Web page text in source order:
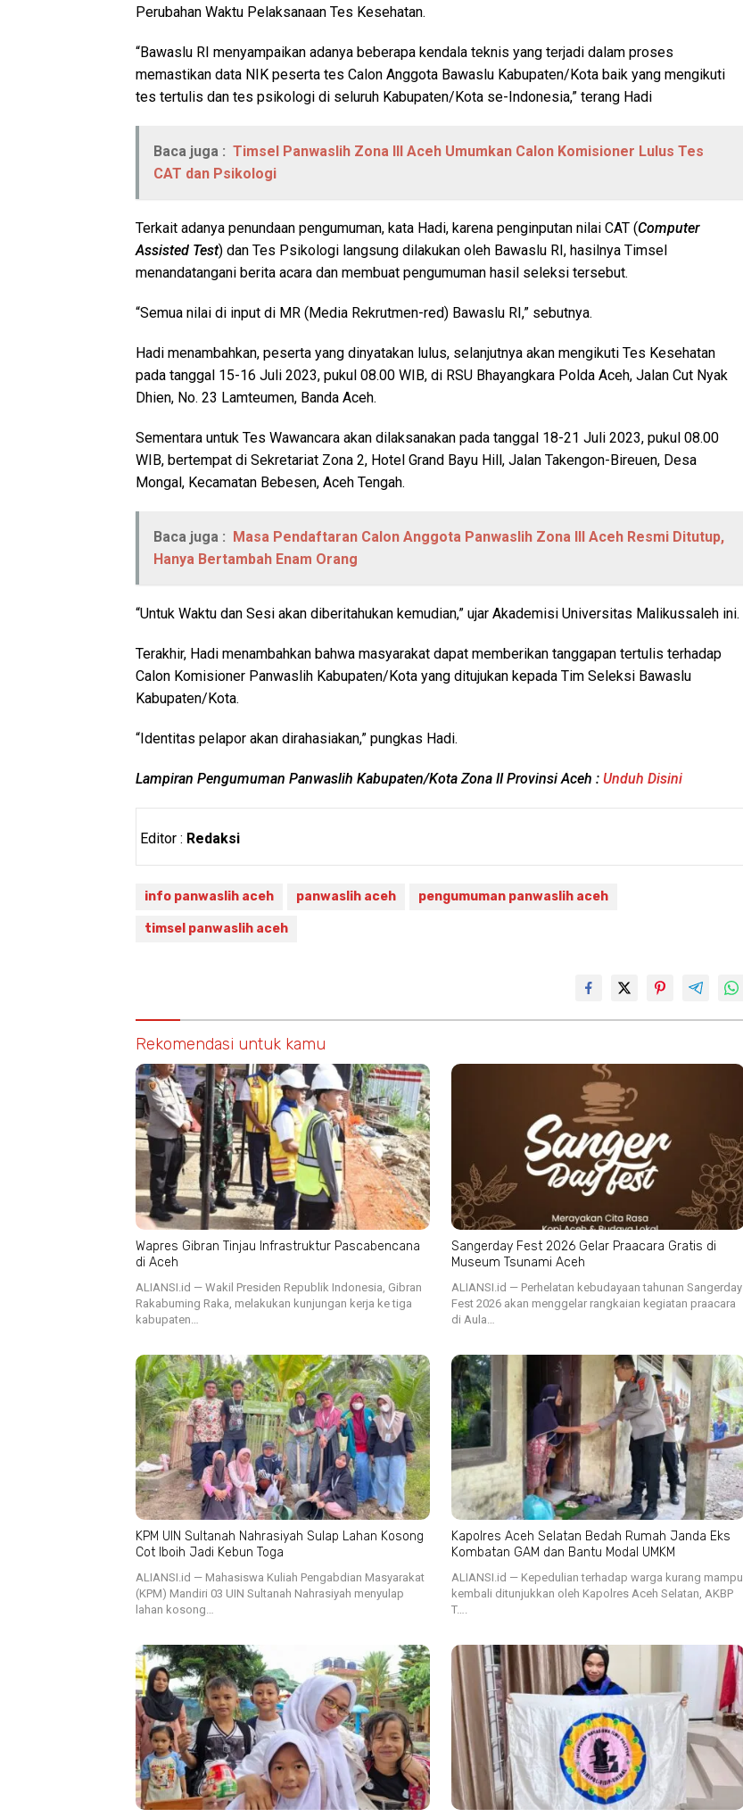
Perubahan Waktu Pelaksanaan Tes Kesehatan.
“Bawaslu RI menyampaikan adanya beberapa kendala teknis yang terjadi dalam proses
memastikan data NIK peserta tes Calon Anggota Bawaslu Kabupaten/Kota baik yang mengikuti
tes tertulis dan tes psikologi di seluruh Kabupaten/Kota se-Indonesia,” terang Hadi
Baca juga : Timsel Panwaslih Zona III Aceh Umumkan Calon Komisioner Lulus Tes
CAT dan Psikologi
Terkait adanya penundaan pengumuman, kata Hadi, karena penginputan nilai CAT (Computer
Assisted Test) dan Tes Psikologi langsung dilakukan oleh Bawaslu RI, hasilnya Timsel
menandatangani berita acara dan membuat pengumuman hasil seleksi tersebut.
“Semua nilai di input di MR (Media Rekrutmen-red) Bawaslu RI,” sebutnya.
Hadi menambahkan, peserta yang dinyatakan lulus, selanjutnya akan mengikuti Tes Kesehatan
pada tanggal 15-16 Juli 2023, pukul 08.00 WIB, di RSU Bhayangkara Polda Aceh, Jalan Cut Nyak
Dhien, No. 23 Lamteumen, Banda Aceh.
Sementara untuk Tes Wawancara akan dilaksanakan pada tanggal 18-21 Juli 2023, pukul 08.00
WIB, bertempat di Sekretariat Zona 2, Hotel Grand Bayu Hill, Jalan Takengon-Bireuen, Desa
Mongal, Kecamatan Bebesen, Aceh Tengah.
Baca juga : Masa Pendaftaran Calon Anggota Panwaslih Zona III Aceh Resmi Ditutup,
Hanya Bertambah Enam Orang
“Untuk Waktu dan Sesi akan diberitahukan kemudian,” ujar Akademisi Universitas Malikussaleh ini.
Terakhir, Hadi menambahkan bahwa masyarakat dapat memberikan tanggapan tertulis terhadap
Calon Komisioner Panwaslih Kabupaten/Kota yang ditujukan kepada Tim Seleksi Bawaslu
Kabupaten/Kota.
“Identitas pelapor akan dirahasiakan,” pungkas Hadi.
Lampiran Pengumuman Panwaslih Kabupaten/Kota Zona II Provinsi Aceh : Unduh Disini
Editor : Redaksi
info panwaslih aceh panwaslih aceh pengumuman panwaslih aceh
timsel panwaslih aceh
Rekomendasi untuk kamu
Wapres Gibran Tinjau Infrastruktur Pascabencana
di Aceh
ALIANSI.id — Wakil Presiden Republik Indonesia, Gibran
Rakabuming Raka, melakukan kunjungan kerja ke tiga
kabupaten…
Sangerday Fest 2026 Gelar Praacara Gratis di
Museum Tsunami Aceh
ALIANSI.id — Perhelatan kebudayaan tahunan Sangerday
Fest 2026 akan menggelar rangkaian kegiatan praacara
di Aula…
KPM UIN Sultanah Nahrasiyah Sulap Lahan Kosong
Cot Iboih Jadi Kebun Toga
ALIANSI.id — Mahasiswa Kuliah Pengabdian Masyarakat
(KPM) Mandiri 03 UIN Sultanah Nahrasiyah menyulap
lahan kosong…
Kapolres Aceh Selatan Bedah Rumah Janda Eks
Kombatan GAM dan Bantu Modal UMKM
ALIANSI.id — Kepedulian terhadap warga kurang mampu
kembali ditunjukkan oleh Kapolres Aceh Selatan, AKBP
T….